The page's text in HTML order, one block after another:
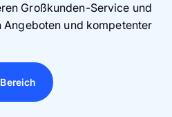
Großkunden-Service und
und kompetenter